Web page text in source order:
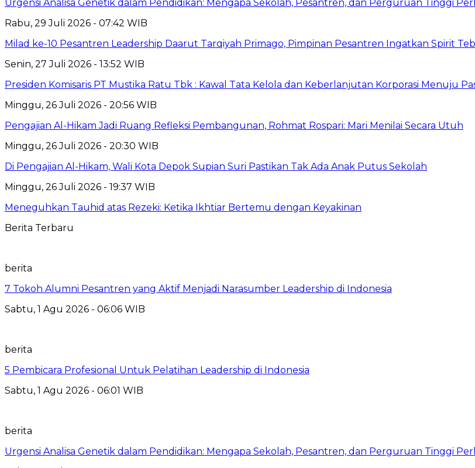
Urgensi Analisa Genetik dalam Pendidikan: Mengapa Sekolah, Pesantren, dan Perguruan Tinggi
Rabu, 29 Juli 2026 - 07:42 WIB
Milad ke-10 Pesantren Leadership Daarut Tarqiyah Primago, Pimpinan Pesantren Ingatkan Spirit
Senin, 27 Juli 2026 - 13:52 WIB
Presiden Komisaris PT Mustika Ratu Tbk : Kawal Tata Kelola dan Keberlanjutan Korporasi Menuju
Minggu, 26 Juli 2026 - 20:56 WIB
Pengajian Al-Hikam Jadi Ruang Refleksi Pembangunan, Rohmat Rospari: Mari Menilai Secara Utuh
Minggu, 26 Juli 2026 - 20:30 WIB
Di Pengajian Al-Hikam, Wali Kota Depok Supian Suri Pastikan Tak Ada Anak Putus Sekolah
Minggu, 26 Juli 2026 - 19:37 WIB
Meneguhkan Tauhid atas Rezeki: Ketika Ikhtiar Bertemu dengan Keyakinan
Berita Terbaru
berita
7 Tokoh Alumni Pesantren yang Aktif Menjadi Narasumber Leadership di Indonesia
Sabtu, 1 Agu 2026 - 06:06 WIB
berita
5 Pembicara Profesional Untuk Pelatihan Leadership di Indonesia
Sabtu, 1 Agu 2026 - 06:01 WIB
berita
Urgensi Analisa Genetik dalam Pendidikan: Mengapa Sekolah, Pesantren, dan Perguruan Tinggi